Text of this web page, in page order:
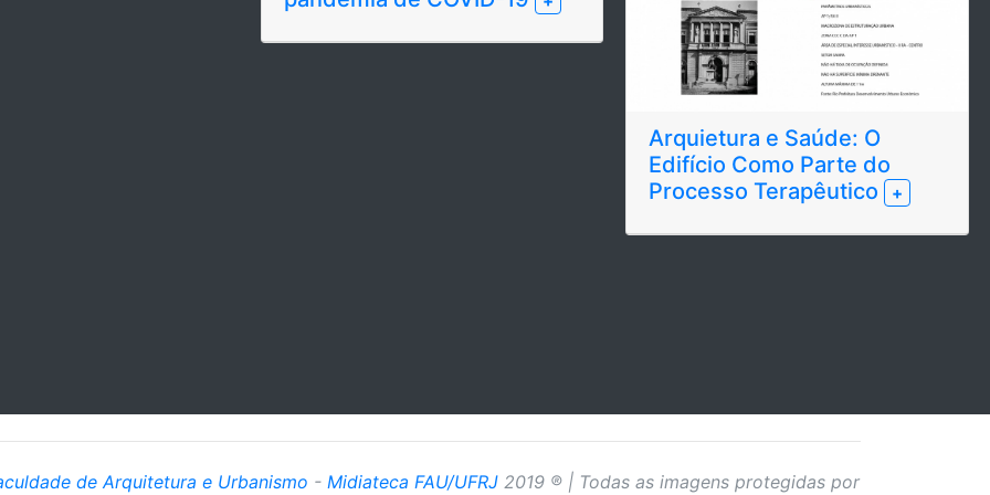
Arquietura e Saúde: O
Edifício Como Parte do
Processo Terapêutico +
de Arquitetura e Urbanismo - Midiateca FAU/UFRJ2019 ® | Todas as imagens protegidas por